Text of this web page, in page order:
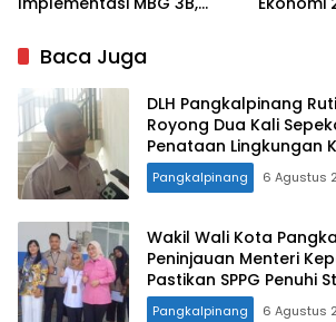
Balita Terlayani
Baca Juga
DLH Pangkalpinang
Royong Dua Kali
Penataan Lingkungan
Pangkalpinang 6 Agustus
Wakil Wali Kota
Peninjauan Menteri
Pastikan SPPG Penuhi
MBG
Pangkalpinang 6 Agustus